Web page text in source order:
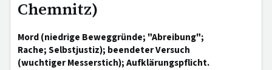
Chemnitz)
Mord (niedrige Beweggründe; "Abreibung";
Rache; Selbstjustiz); beendeter Versuch
(wuchtiger Messerstich); Aufklärungspflicht.